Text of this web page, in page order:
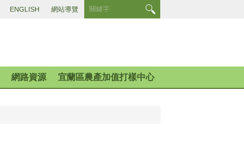
ENGLISH 網站導覽
網路資源 宜蘭區農產加值打樣中心